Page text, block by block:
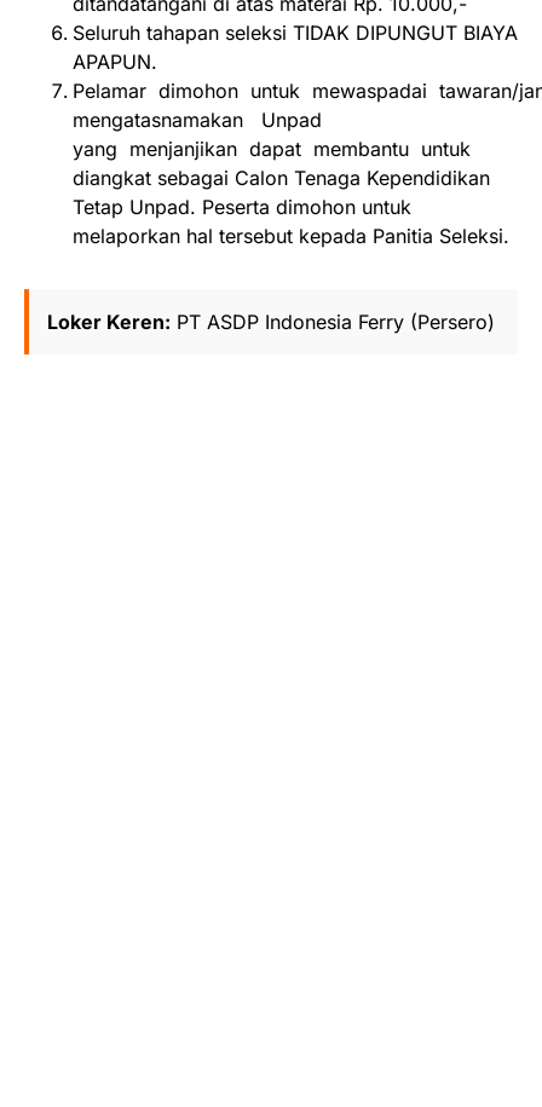
Seluruh tahapan seleksi TIDAK DIPUNGUT BIAYA
APAPUN.
Pelamar dimohon untuk mewaspadai tawaran/
mengatasnamakan Unpad
yang menjanjikan dapat membantu untuk
diangkat sebagai Calon Tenaga Kependidikan
Tetap Unpad. Peserta dimohon untuk
melaporkan hal tersebut kepada Panitia Seleksi.
Loker Keren: PT ASDP Indonesia Ferry (Persero)